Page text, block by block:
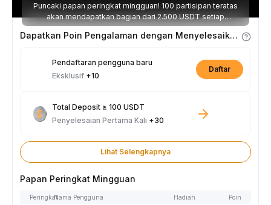
Puncaki papan peringkat mingguan! 100 partisipan teratas
akan mendapatkan bagian dari 2.500 USDT setiap
minggunya.
Dapatkan Poin Pengalaman dengan Menyelesaikan Tugas
Pendaftaran pengguna baru
Eksklusif +10
Daftar
Total Deposit ≥ 100 USDT
Penyelesaian Pertama Kali +30
Lihat Selengkapnya
Papan Peringkat Mingguan
PeringkatNama Pengguna Hadiah Poin